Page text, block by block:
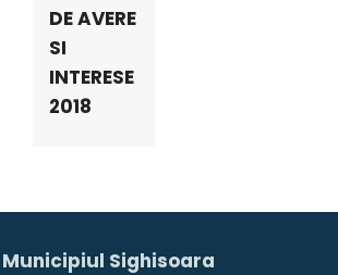
DE AVERE
SI
INTERESE
2018
Municipiul Sighisoara